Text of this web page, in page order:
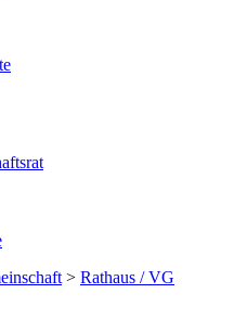
> Rathaus / VG